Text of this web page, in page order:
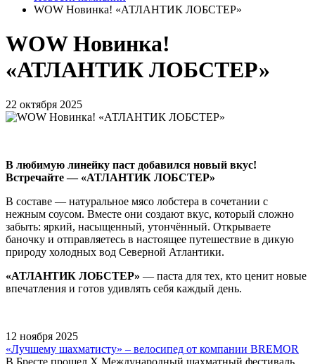
WOW Новинка! «АТЛАНТИК ЛОБСТЕР»
WOW Новинка!
«АТЛАНТИК ЛОБСТЕР»
22 октября 2025
В любимую линейку паст добавился новый вкус!
Встречайте — «АТЛАНТИК ЛОБСТЕР»
В составе — натуральное мясо лобстера в сочетании с
нежным соусом. Вместе они создают вкус, который сложно
забыть: яркий, насыщенный, утончённый. Открываете
баночку и отправляетесь в настоящее путешествие в дикую
природу холодных вод Северной Атлантики.
«АТЛАНТИК ЛОБСТЕР» — паста для тех, кто ценит новые
впечатления и готов удивлять себя каждый день.
12 ноября 2025
«Лучшему шахматисту» – велосипед от компании BREMOR
В Бресте прошел X Международный шахматный фестиваль